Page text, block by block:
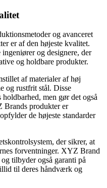
og avanceret
er af den højeste kvalitet.
og designere, der
og holdbare produkter.
af materialer af høj
og rustfrit stål. Disse
men gør det også
Brands produkter er
de højeste standarder
der sikrer, at
forventninger. XYZ Brand
tilbyder også garanti på
til deres håndværk og